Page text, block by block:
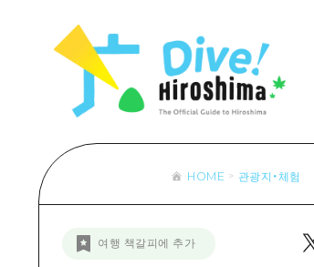
목록
접근
보조 트래픽 요
HOME 관광지・체험
여행 책갈피에 추가